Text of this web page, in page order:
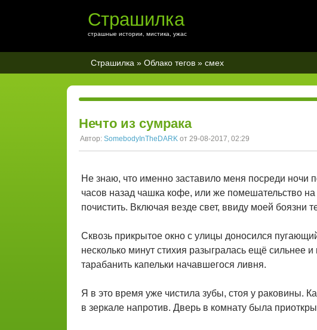
Страшилка
страшные истории, мистика, ужас
Страшилка » Облако тегов » смех
Нечто из сумрака
Автор: SomebodyInTheDARK от 29-08-2017, 02:29
Не знаю, что именно заставило меня посреди ночи
часов назад чашка кофе, или же помешательство
почистить. Включая везде свет, ввиду моей
Сквозь прикрытое окно с улицы доносился
несколько минут стихия разыгралась ещё сильнее
тарабанить капельки начавшегося ливня.
Я в это время уже чистила зубы, стоя у раковины.
в зеркале напротив. Дверь в комнату была